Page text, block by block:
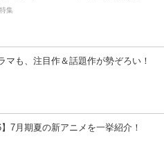
集
マも、注目作＆話題作が勢ぞろい！
】7月期夏の新アニメを一挙紹介！